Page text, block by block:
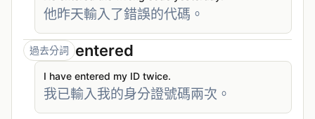
他昨天輸入了錯誤的代碼。
過去分詞 entered
I have entered my ID twice.
我已輸入我的身分證號碼兩次。